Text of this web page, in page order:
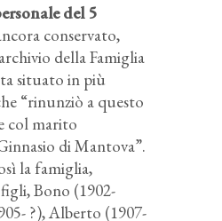
del 5
conservato,
della Famiglia
situato in più
“rinunziò a questo
col marito
di Mantova”.
la famiglia,
Bono (1902-
?), Alberto (1907-